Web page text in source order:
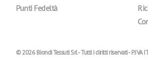
Punti Fedeltà
© 2026 Biondi Tessuti Srl - Tutti i diritti riservati - P.IVA